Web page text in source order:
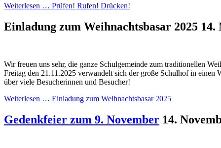
Weiterlesen … Prüfen! Rufen! Drücken!
Einladung zum Weihnachtsbasar 2025 14.
Wir freuen uns sehr, die ganze Schulgemeinde zum traditionellen
Freitag den 21.11.2025 verwandelt sich der große Schulhof in einen
über viele Besucherinnen und Besucher!
Weiterlesen … Einladung zum Weihnachtsbasar 2025
Gedenkfeier zum 9. November 14.